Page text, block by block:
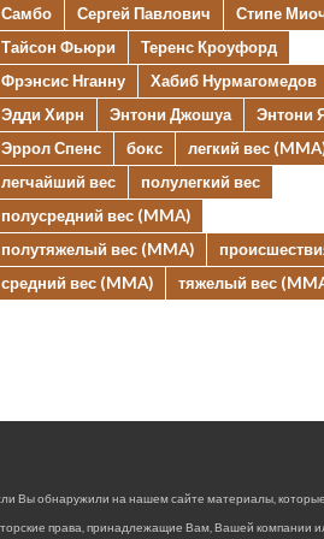
Самбо Сергей Павлович
Стипе
Тайсон Фьюри
Теренс Кроуфорд
Фрэнсис Нганну
Хабиб Нурмагомедов
Эдди Хирн
Энтони Джошуа
Энтони
Эррол Спенс
бокс
легкий вес
легчайший вес
полулегкий вес
полусредний вес (MMA)
полутяжелый вес (MMA)
средний вес (MMA)
тяжелый вес
Вы обнаружили на нашем сайте материалы,
права, принадлежащие Вам, Вашей компании